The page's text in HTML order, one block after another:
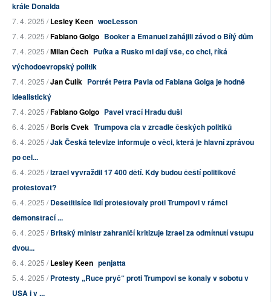
krále Donalda
7. 4. 2025 /Lesley Keen woeLesson
7. 4. 2025 /Fabiano Golgo Booker a Emanuel zahájili závod o Bílý dům
7. 4. 2025 /Milan Čech Puťka a Rusko mi dají vše, co chci, říká
východoevropský politik
7. 4. 2025 /Jan Čulík Portrét Petra Pavla od Fabiana Golga je hodně
idealistický
7. 4. 2025 /Fabiano Golgo Pavel vrací Hradu duši
6. 4. 2025 /Boris Cvek Trumpova cla v zrcadle českých politiků
6. 4. 2025 /Jak Česká televize informuje o věci, která je hlavní zprávou
po cel...
6. 4. 2025 /Izrael vyvraždil 17 400 dětí. Kdy budou čeští politikové
protestovat?
6. 4. 2025 /Desetitisíce lidí protestovaly proti Trumpovi v rámci
demonstrací ...
6. 4. 2025 /Britský ministr zahraničí kritizuje Izrael za odmítnutí vstupu
dvou...
6. 4. 2025 /Lesley Keen penjatta
5. 4. 2025 /Protesty „Ruce pryč“ proti Trumpovi se konaly v sobotu v
USA i v ...